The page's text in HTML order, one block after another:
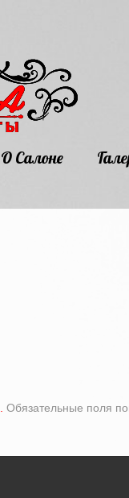
О Салоне
Обязательные поля